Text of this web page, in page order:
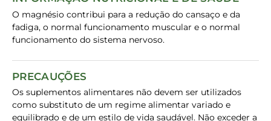
O magnésio contribui para a redução do cansaço e da
fadiga, o normal funcionamento muscular e o normal
funcionamento do sistema nervoso.
PRECAUÇÕES
Os suplementos alimentares não devem ser utilizados
como substituto de um regime alimentar variado e
equilibrado e de um estilo de vida saudável. Não exceder a